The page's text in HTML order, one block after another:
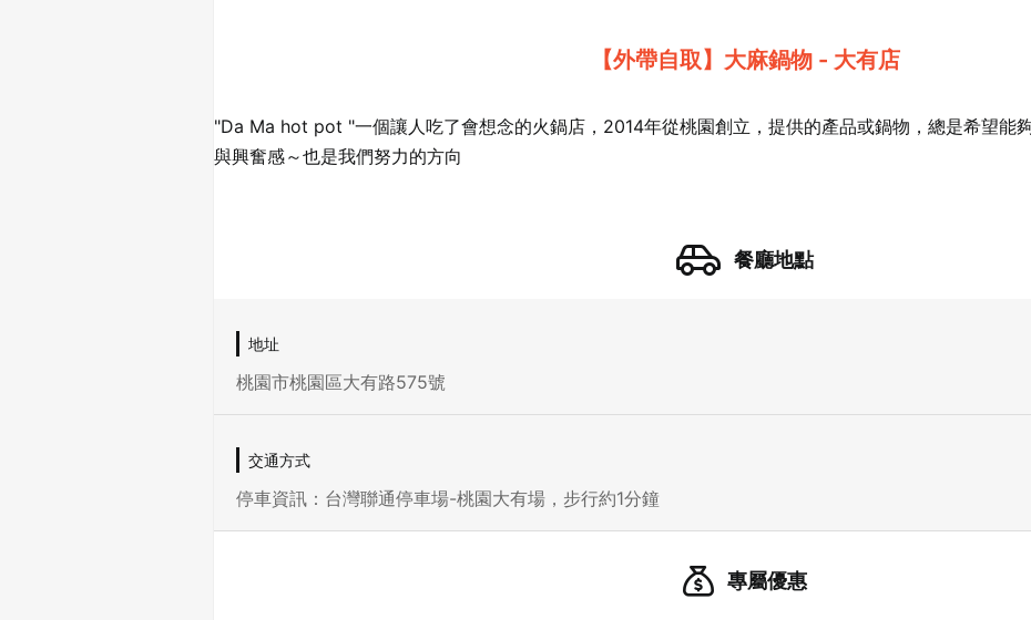
21 人以上大型訂位，請洽 LINE 官方帳號 @eztable
【外帶自取】大麻鍋物 - 大有店
"Da Ma hot pot "一個讓人吃了會想念的火鍋店，2014年從桃園創立，提供的產品或鍋物，總是希望能
與興奮感～也是我們努力的方向
餐廳地點
地址
桃園市桃園區大有路575號
交通方式
停車資訊：台灣聯通停車場-桃園大有場，步行約1分鐘
專屬優惠